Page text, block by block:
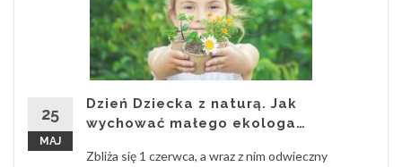
25
MAJ
Dzień Dziecka z naturą. Jak
wychować małego ekologa…
Zbliża się 1 czerwca, a wraz z nim odwieczny